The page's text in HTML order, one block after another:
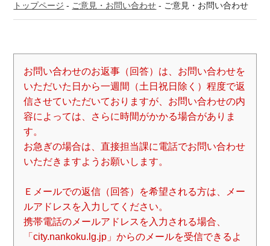
トップページ - ご意見・お問い合わせ - ご意見・お問い合わせ
お問い合わせのお返事（回答）は、お問い合わせを
いただいた日から一週間（土日祝日除く）程度で返
信させていただいておりますが、お問い合わせの内
容によっては、さらに時間がかかる場合がありま
す。
お急ぎの場合は、直接担当課に電話でお問い合わせ
いただきますようお願いします。
Ｅメールでの返信（回答）を希望される方は、メー
ルアドレスを入力してください。
携帯電話のメールアドレスを入力される場合、
「city.nankoku.lg.jp」からのメールを受信できるよ